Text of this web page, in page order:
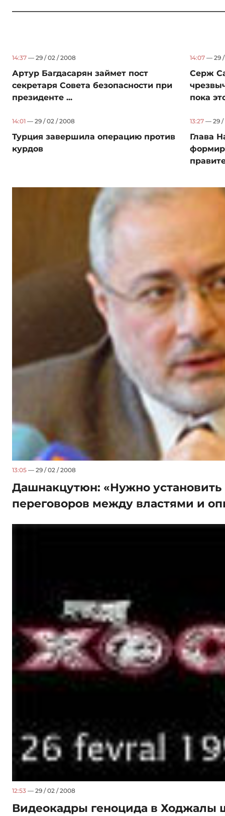
14:37 — 29 / 02 / 2008
Артур Багдасарян займет пост
секретаря Совета безопасности при
президенте ...
14:07 — 29
Серж
пока
14:01 — 29 / 02 / 2008
Турция завершила операцию против
курдов
13:27 — 29 /
Глава
13:05 — 29 / 02 / 2008
Дашнакцутюн: «Нужно установить
переговоров между властями и
12:53 — 29 / 02 / 2008
Видеокадры геноцида в Ходжалы